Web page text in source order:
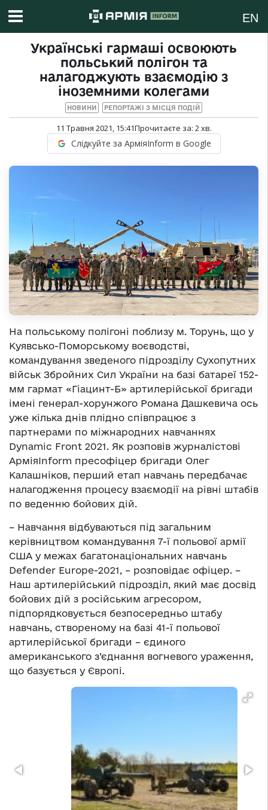
EN
Українські гармаші освоюють
польський полігон та
налагоджують взаємодію з
іноземними колегами
НОВИНИ РЕПОРТАЖІ З МІСЦЯ ПОДІЙ
11 Травня 2021, 15:41Прочитаєте за: 2хв.
Слідкуйте за АрміяInform в Google
На польському полігоні поблизу м. Торунь, що у
Куявсько-Поморському воєводстві,
командування зведеного підрозділу Сухопутних
військ Збройних Сил України на базі батареї 152-
мм гармат «Гіацинт-Б» артилерійської бригади
імені генерал-хорунжого Романа Дашкевича ось
уже кілька днів плідно співпрацює з
партнерами по міжнародних навчаннях
Dynamic Front 2021. Як розповів журналістові
АрміяІnform пресофіцер бригади Олег
Калашніков, перший етап навчань передбачає
налагодження процесу взаємодії на рівні штабів
по веденню бойових дій.
– Навчання відбуваються під загальним
керівництвом командування 7-ї польової армії
США у межах багатонаціональних навчань
Defender Europe-2021, – розповідає офіцер. –
Наш артилерійський підрозділ, який має досвід
бойових дій з російським агресором,
підпорядковується безпосередньо штабу
навчань, створеному на базі 41-ї польової
артилерійської бригади – єдиного
американського з’єднання вогневого ураження,
що базується у Європі.